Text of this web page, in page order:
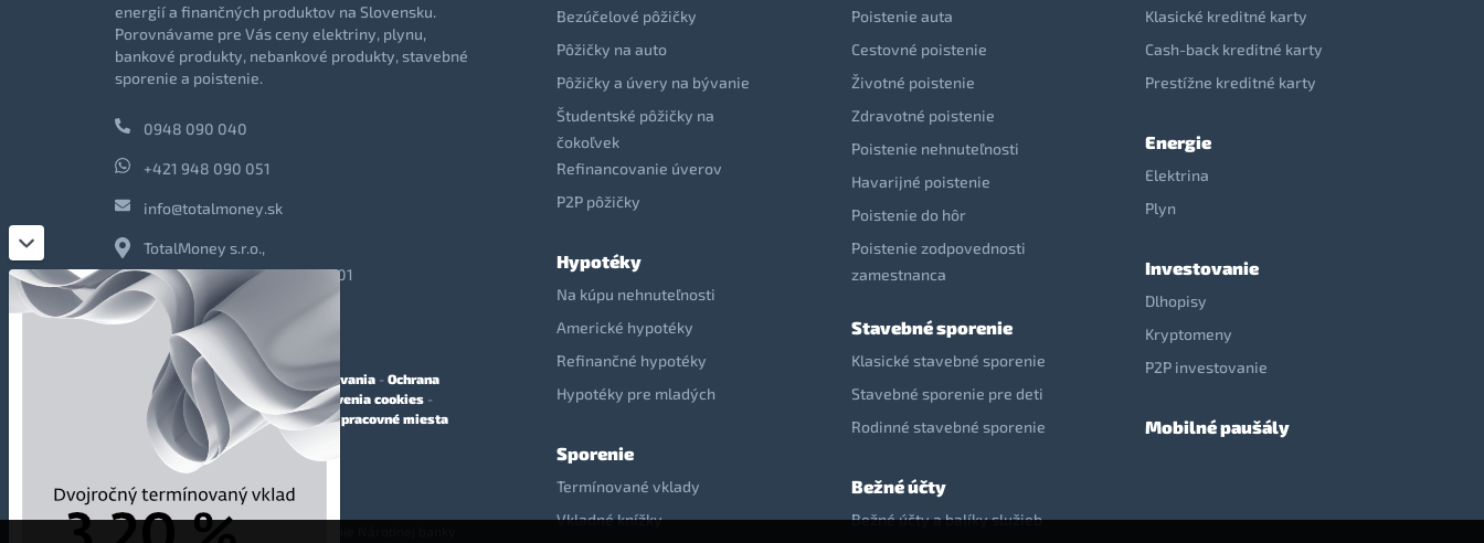
Bezúčelové pôžičky
Pôžičky na auto
Pôžičky a úvery na bývanie
Študentské pôžičky na
čokoľvek
Refinancovanie úverov
P2P pôžičky
Hypotéky
Na kúpu nehnuteľnosti
Americké hypotéky
Refinančné hypotéky
Hypotéky pre mladých
Sporenie
Termínované vklady
Vkladné knížky
Poistenie auta
Cestovné poistenie
Životné poistenie
Zdravotné poistenie
Poistenie nehnuteľnosti
Havarijné poistenie
Poistenie do hôr
Poistenie zodpovednosti
zamestnanca
Stavebné sporenie
Klasické stavebné sporenie
Stavebné sporenie pre deti
Rodinné stavebné sporenie
Bežné účty
Bežné účty a balíky služieb
Klasické kreditné karty
Cash-back kreditné karty
Prestížne kreditné karty
Energie
Elektrina
Plyn
Investovanie
Dlhopisy
Kryptomeny
P2P investovanie
Mobilné paušály
energií a finančných produktov na Slovensku.
Porovnávame pre Vás ceny elektriny, plynu,
bankové produkty, nebankové produkty, stavebné
sporenie a poistenie.
0948 090 040
+421 948 090 051
info@totalmoney.sk
TotalMoney s.r.o.,
Levočská 866, Poprad, 058 01
-Reklama- Podmienky používania - Ochrana
osobných údajov-Cookies Nastavenia cookies -
Finančné sprostredkovanie-Voľné pracovné miesta
Affiliate - partnerský program
© 2009 - 2023 TotalMoney s.r.o.